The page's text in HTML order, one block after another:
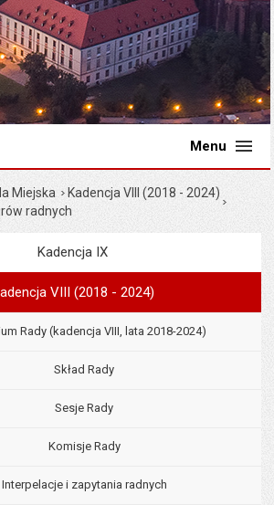
Menu
Miejska
Kadencja VIII (2018 - 2024)
radnych
Menu
Kadencja IX
VIII (2018 - 2024)
Rady (kadencja VIII, lata 2018-2024)
Skład Rady
Sesje Rady
Komisje Rady
Interpelacje i zapytania radnych